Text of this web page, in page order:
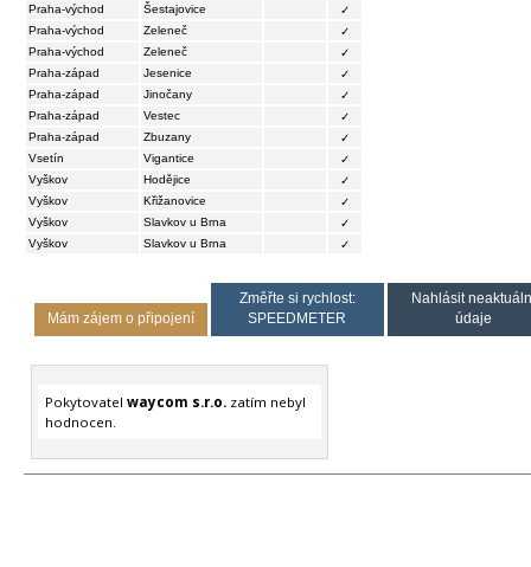
Praha-východ
Šestajovice
✓
Praha-východ
Zeleneč
✓
Praha-východ
Zeleneč
✓
Praha-západ
Jesenice
✓
Praha-západ
Jinočany
✓
Praha-západ
Vestec
✓
Praha-západ
Zbuzany
✓
Vsetín
Vigantice
✓
Vyškov
Hodějice
✓
Vyškov
Křižanovice
✓
Vyškov
Slavkov u Brna
✓
Vyškov
Slavkov u Brna ✓
Mám zájem o připojení
Změřte si rychlost:
SPEEDMETER
Nahlásit
údaje
Pokytovatel waycom s.r.o.zatím nebyl
hodnocen.